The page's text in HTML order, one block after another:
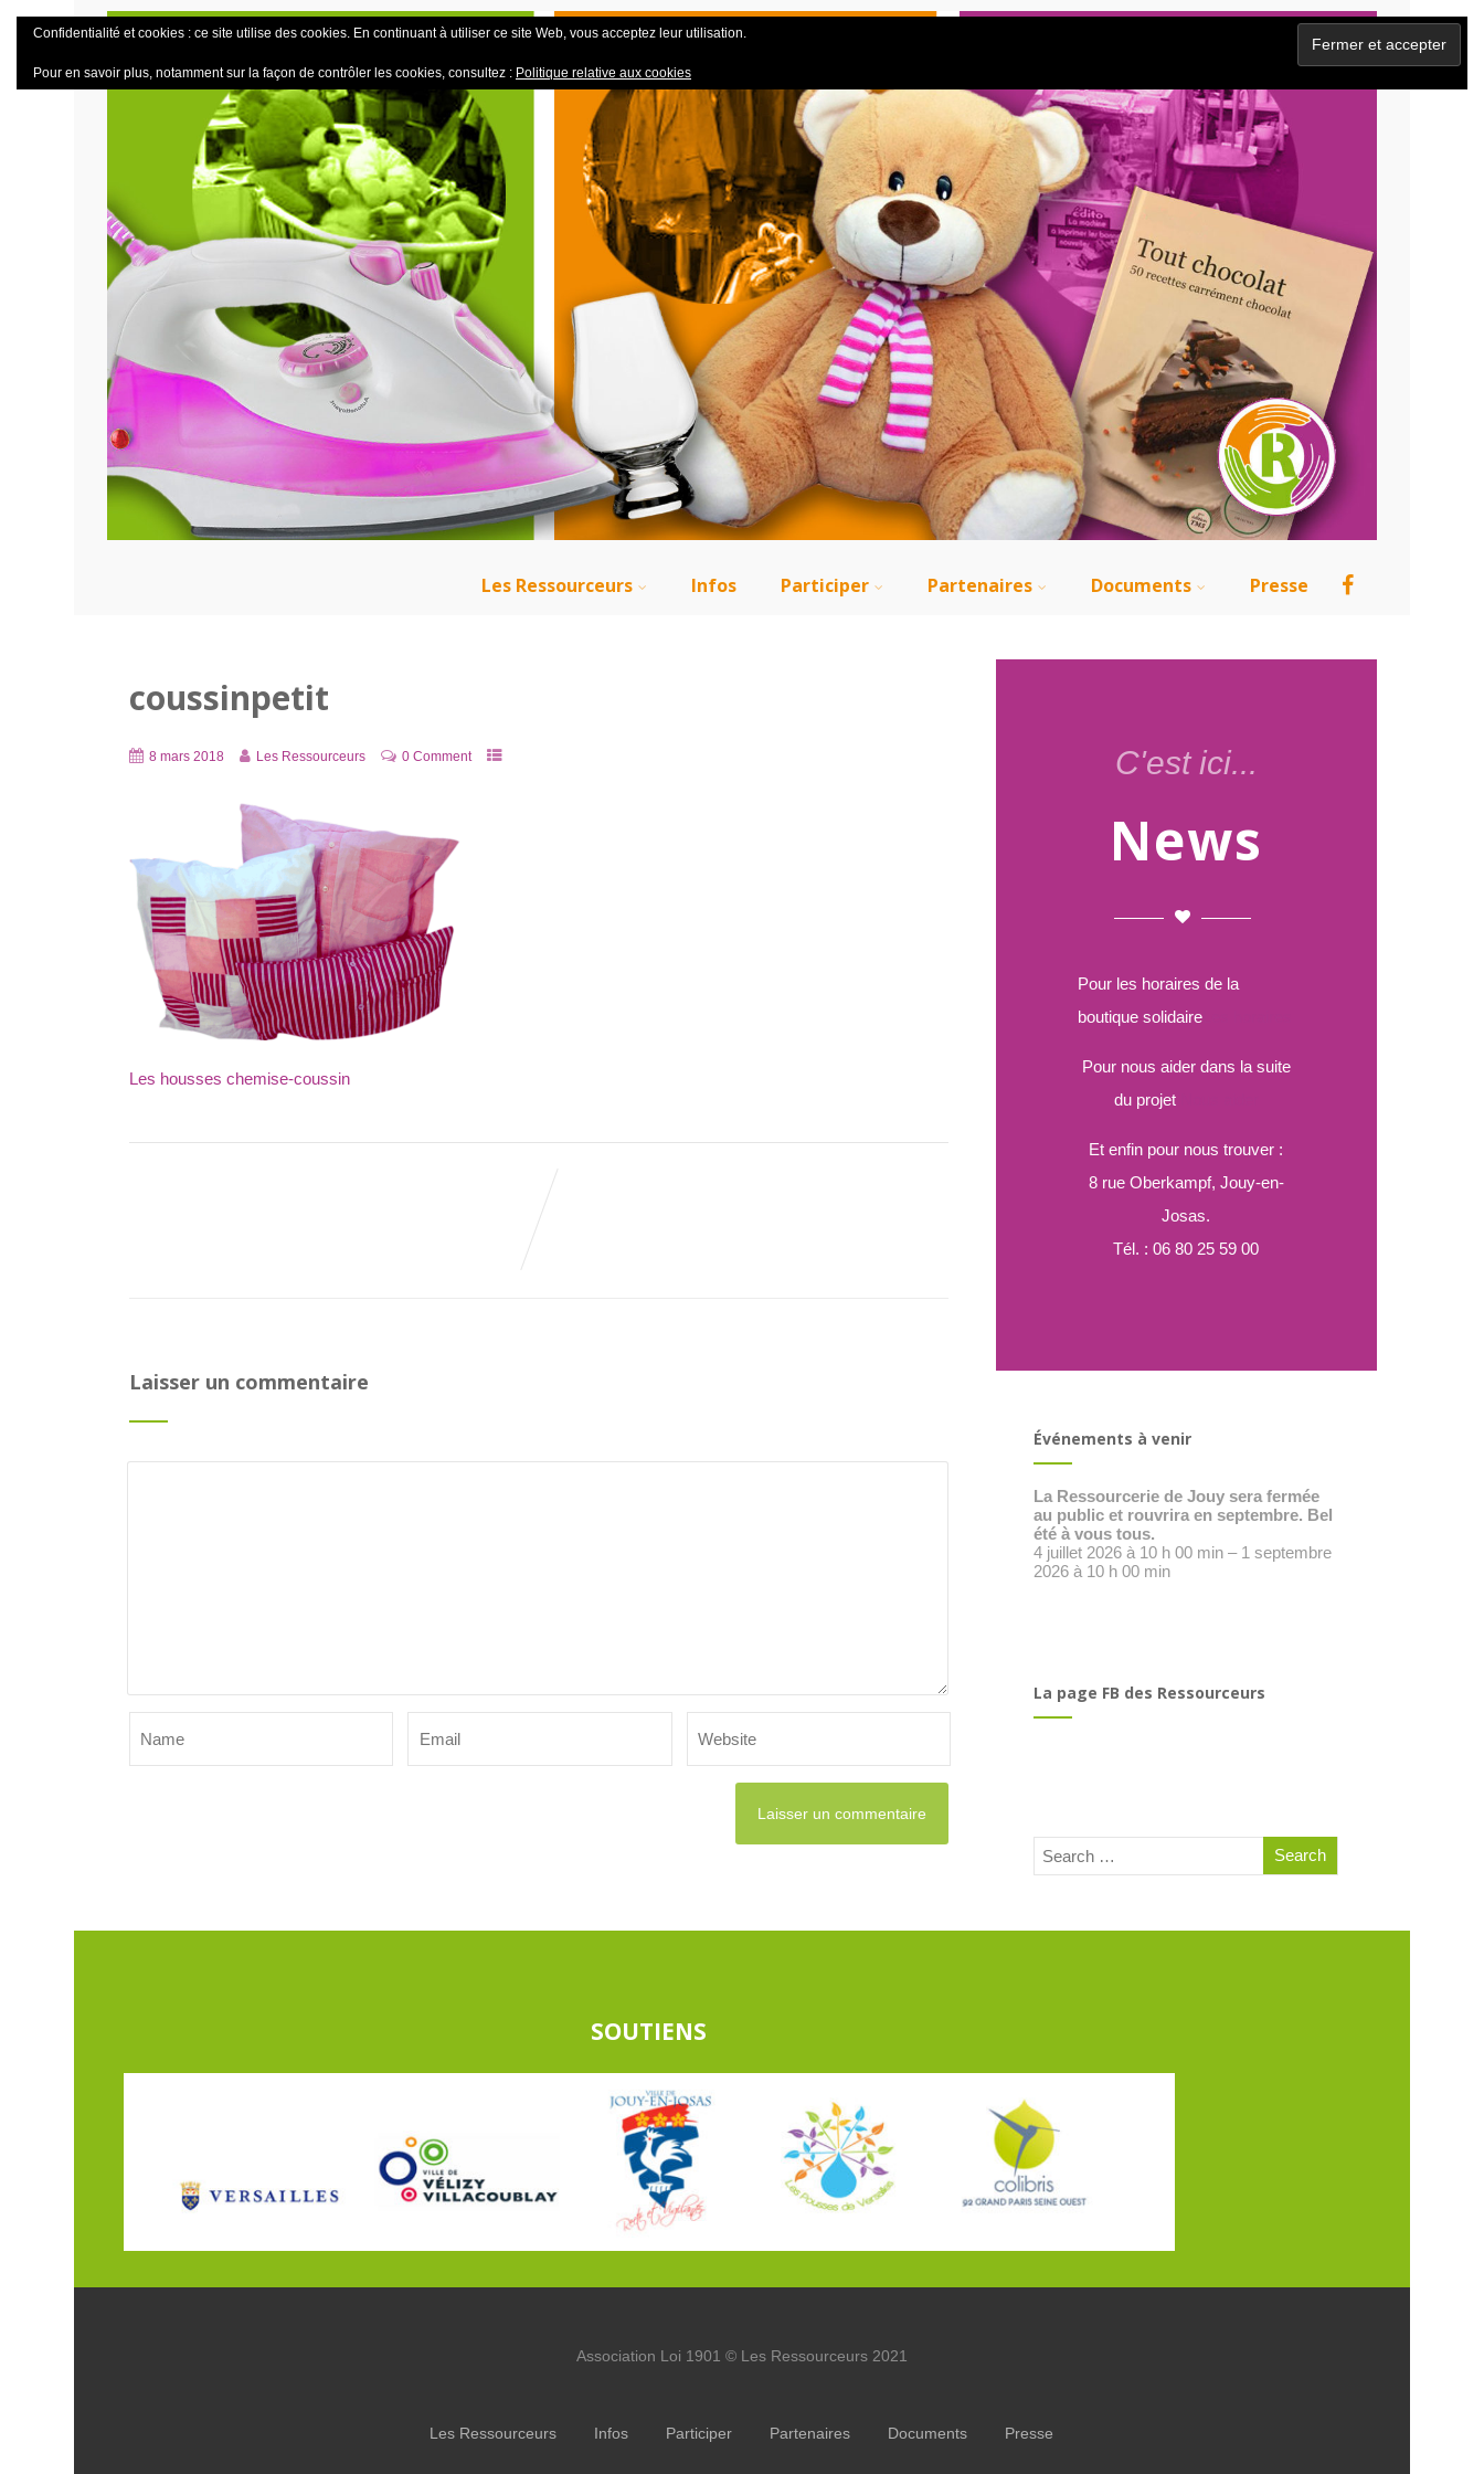
Les Ressourceurs Infos Participer Partenaires Documents Presse
coussinpetit
8 mars 2018 Les Ressourceurs 0 Comment
Les housses chemise-coussin
Laisser un commentaire
C'est ici...
News
Pour les horaires de la
boutique solidaireLes horaires
Pour nous aider dans la suite
du projetNous aider
Et enfin pour nous trouver :
8 rue Oberkampf, Jouy-en-
Josas.
Tél. : 06 80 25 59 00
Événements à venir
La Ressourcerie de Jouy sera fermée
au public et rouvrira en septembre. Bel
été à vous tous.
4 juillet 2026 à 10 h 00 min – 1 septembre
2026 à 10 h 00 min
La page FB des Ressourceurs
SOUTIENS
Association Loi 1901 © Les Ressourceurs 2021
Les Ressourceurs Infos Participer Partenaires Documents Presse
Confidentialité et cookies : ce site utilise des cookies. En continuant à utiliser ce site Web, vous acceptez leur utilisation.
Pour en savoir plus, notamment sur la façon de contrôler les cookies, consultez : Politique relative aux cookies